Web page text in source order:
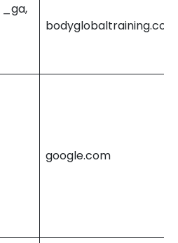
_ga,
bodyglobaltraining.com
google.com